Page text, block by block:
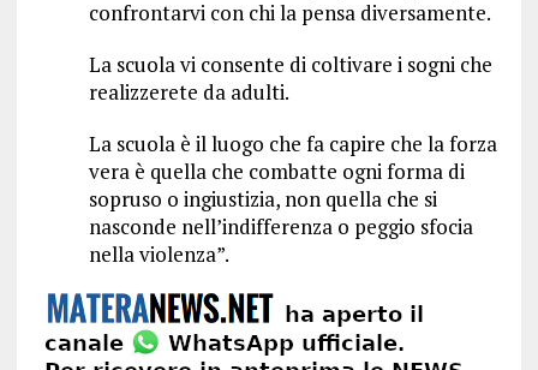
confrontarvi con chi la pensa diversamente.
La scuola vi consente di coltivare i sogni che
realizzerete da adulti.
La scuola è il luogo che fa capire che la forza
vera è quella che combatte ogni forma di
sopruso o ingiustizia, non quella che si
nasconde nell’indifferenza o peggio sfocia
nella violenza”.